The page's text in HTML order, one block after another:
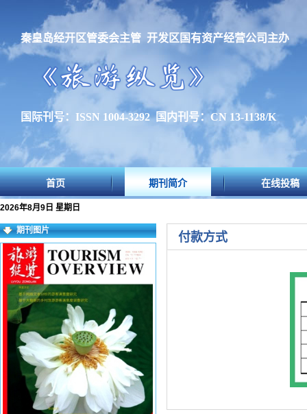
秦皇岛经开区管委会主管 开发区国有资产经营公司主办
国际刊号：ISSN 1004-3292 国内刊号：CN 13-1138/K
首页 期刊简介 在线投稿
2026年8月9日 星期日
期刊图片 付款方式